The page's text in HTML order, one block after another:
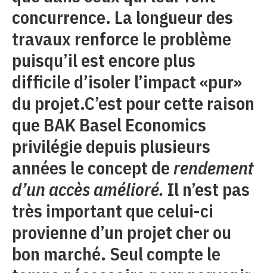
concurrence. La longueur des
travaux renforce le problème
puisqu’il est encore plus
difficile d’isoler l’impact «pur»
du projet.C’est pour cette raison
que BAK Basel Economics
privilégie depuis plusieurs
années le concept derendement
d’un accès amélioré. Il n’est pas
très important que celui-ci
provienne d’un projet cher ou
bon marché. Seul compte le